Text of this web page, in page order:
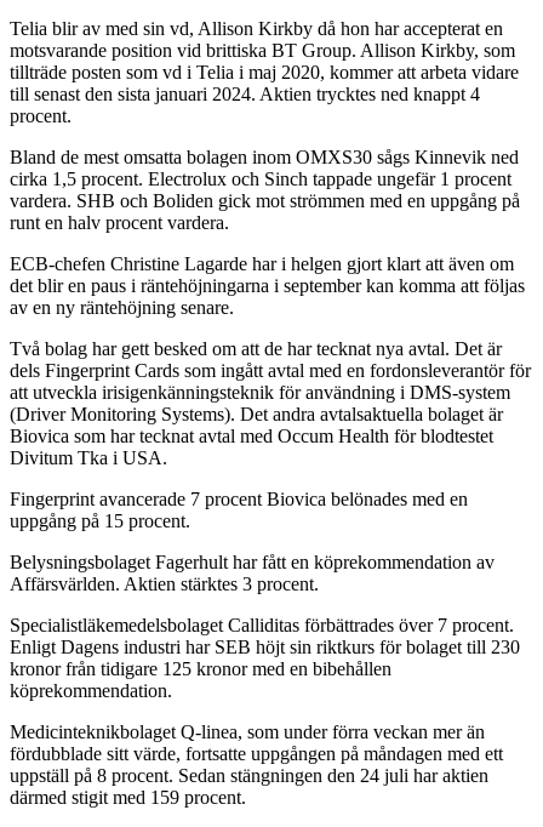
Telia blir av med sin vd, Allison Kirkby då hon har accepterat en
motsvarande position vid brittiska BT Group. Allison Kirkby, som
tillträde posten som vd i Telia i maj 2020, kommer att arbeta vidare
till senast den sista januari 2024. Aktien trycktes ned knappt 4
procent.
Bland de mest omsatta bolagen inom OMXS30 sågs Kinnevik ned
cirka 1,5 procent. Electrolux och Sinch tappade ungefär 1 procent
vardera. SHB och Boliden gick mot strömmen med en uppgång på
runt en halv procent vardera.
ECB-chefen Christine Lagarde har i helgen gjort klart att även om
det blir en paus i räntehöjningarna i september kan komma att följas
av en ny räntehöjning senare.
Två bolag har gett besked om att de har tecknat nya avtal. Det är
dels Fingerprint Cards som ingått avtal med en fordonsleverantör för
att utveckla irisigenkänningsteknik för användning i DMS-system
(Driver Monitoring Systems). Det andra avtalsaktuella bolaget är
Biovica som har tecknat avtal med Occum Health för blodtestet
Divitum Tka i USA.
Fingerprint avancerade 7 procent Biovica belönades med en
uppgång på 15 procent.
Belysningsbolaget Fagerhult har fått en köprekommendation av
Affärsvärlden. Aktien stärktes 3 procent.
Specialistläkemedelsbolaget Calliditas förbättrades över 7 procent.
Enligt Dagens industri har SEB höjt sin riktkurs för bolaget till 230
kronor från tidigare 125 kronor med en bibehållen
köprekommendation.
Medicinteknikbolaget Q-linea, som under förra veckan mer än
fördubblade sitt värde, fortsatte uppgången på måndagen med ett
uppställ på 8 procent. Sedan stängningen den 24 juli har aktien
därmed stigit med 159 procent.